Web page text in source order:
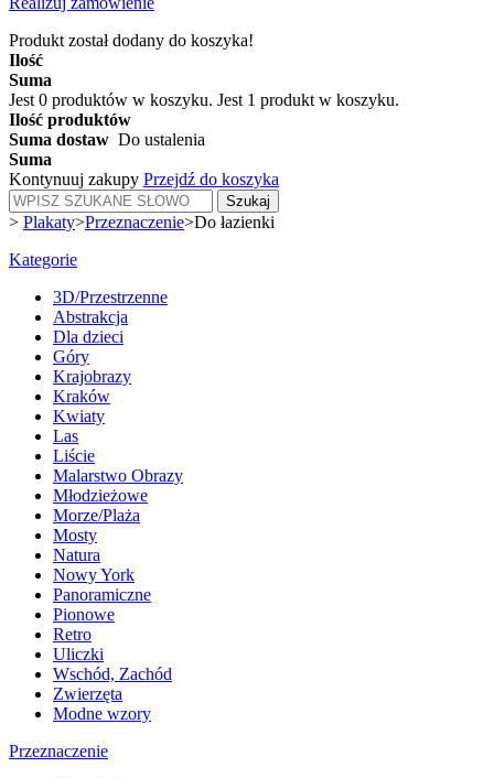
Produkt został dodany do koszyka!
Ilość
Suma
Jest 0 produktów w koszyku. Jest 1 produkt w koszyku.
Ilość produktów
Suma dostaw Do ustalenia
Suma
Kontynuuj zakupy Przejdź do koszyka
Szukaj
> Plakaty>Przeznaczenie>Do łazienki
Kategorie
3D/Przestrzenne
Abstrakcja
Dla dzieci
Góry
Krajobrazy
Kraków
Kwiaty
Las
Liście
Malarstwo Obrazy
Młodzieżowe
Morze/Plaża
Mosty
Natura
Nowy York
Panoramiczne
Pionowe
Retro
Uliczki
Wschód, Zachód
Zwierzęta
Modne wzory
Przeznaczenie